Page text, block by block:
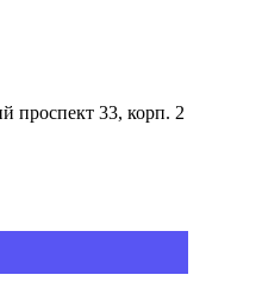
проспект 33, корп. 2